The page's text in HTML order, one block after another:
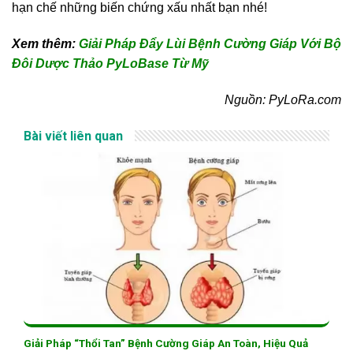
hạn chế những biến chứng xấu nhất bạn nhé!
Xem thêm: Giải Pháp Đẩy Lùi Bệnh Cường Giáp Với Bộ
Đôi Dược Thảo PyLoBase Từ Mỹ
Nguồn: PyLoRa.com
Bài viết liên quan
Giải Pháp “Thổi Tan” Bệnh Cường Giáp An Toàn, Hiệu Quả